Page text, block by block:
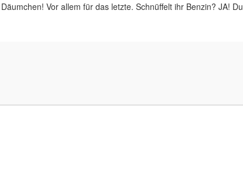
Vor allem für das letzte. Schnüffelt ihr Benzin? JA! Du